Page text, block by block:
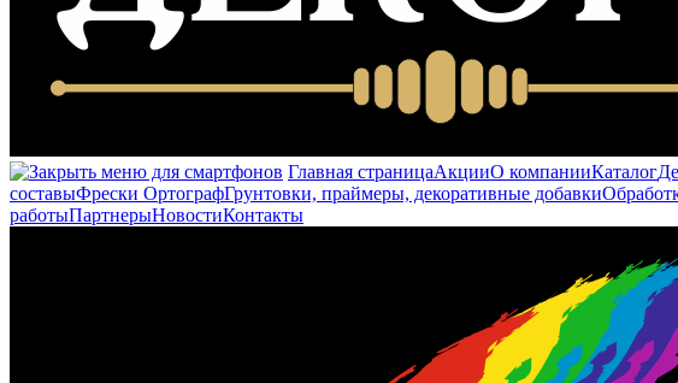
Главная страницаАкцииО компанииКаталог
составыФрески ОртографГрунтовки, праймеры, декоративные добавки
работыПартнерыНовостиКонтакты